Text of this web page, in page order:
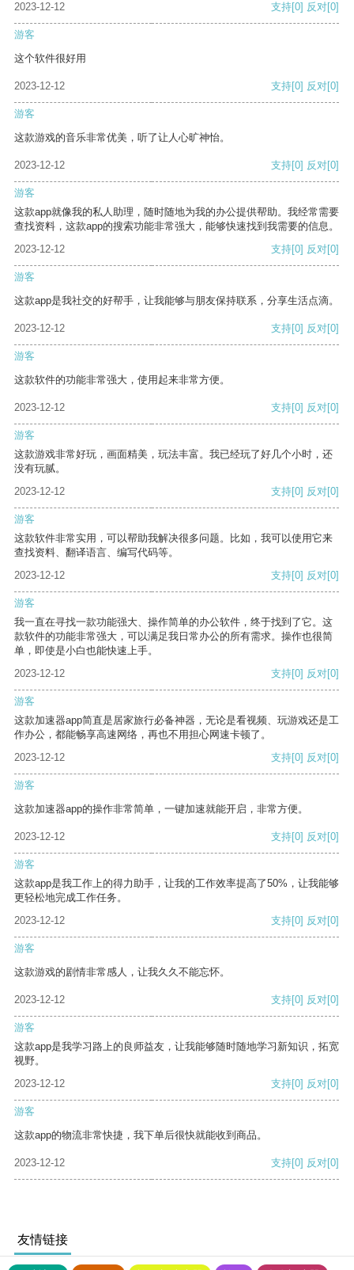
2023-12-12
支持[0] 反对[0]
游客
这个软件很好用
2023-12-12 支持[0] 反对[0]
游客
这款游戏的音乐非常优美，听了让人心旷神怡。
2023-12-12 支持[0] 反对[0]
游客
这款app就像我的私人助理，随时随地为我的办公提供帮助。我经常需要
查找资料，这款app的搜索功能非常强大，能够快速找到我需要的信息。
2023-12-12
支持[0] 反对[0]
游客
这款app是我社交的好帮手，让我能够与朋友保持联系，分享生活点滴。
2023-12-12 支持[0] 反对[0]
游客
这款软件的功能非常强大，使用起来非常方便。
2023-12-12 支持[0] 反对[0]
游客
这款游戏非常好玩，画面精美，玩法丰富。我已经玩了好几个小时，还
没有玩腻。
2023-12-12
支持[0] 反对[0]
游客
这款软件非常实用，可以帮助我解决很多问题。比如，我可以使用它来
查找资料、翻译语言、编写代码等。
2023-12-12
支持[0] 反对[0]
游客
我一直在寻找一款功能强大、操作简单的办公软件，终于找到了它。这
款软件的功能非常强大，可以满足我日常办公的所有需求。操作也很简
单，即使是小白也能快速上手。
2023-12-12
支持[0] 反对[0]
游客
这款加速器app简直是居家旅行必备神器，无论是看视频、玩游戏还是工
作办公，都能畅享高速网络，再也不用担心网速卡顿了。
2023-12-12
支持[0] 反对[0]
游客
这款加速器app的操作非常简单，一键加速就能开启，非常方便。
2023-12-12 支持[0] 反对[0]
游客
这款app是我工作上的得力助手，让我的工作效率提高了50%，让我能够
更轻松地完成工作任务。
2023-12-12
支持[0] 反对[0]
游客
这款游戏的剧情非常感人，让我久久不能忘怀。
2023-12-12 支持[0] 反对[0]
游客
这款app是我学习路上的良师益友，让我能够随时随地学习新知识，拓宽
视野。
2023-12-12
支持[0] 反对[0]
游客
这款app的物流非常快捷，我下单后很快就能收到商品。
2023-12-12 支持[0] 反对[0]
友情链接